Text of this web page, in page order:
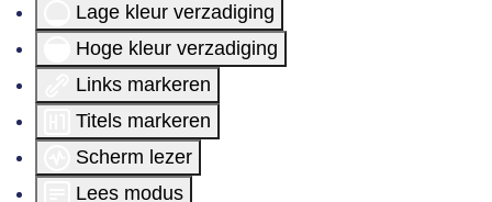
Lage kleur verzadiging
Hoge kleur verzadiging
Links markeren
Titels markeren
Scherm lezer
Lees modus